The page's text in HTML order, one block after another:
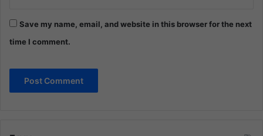
Save my name, email, and website in this browser for the next
time I comment.